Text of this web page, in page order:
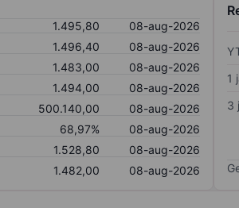
1.495,80
08-aug-2026
1.496,40
08-aug-2026
1.483,00
08-aug-2026
1.494,00
08-aug-2026
500.140,00
08-aug-2026
68,97%
08-aug-2026
1.528,80
08-aug-2026
1.482,00 08-aug-2026
1
3